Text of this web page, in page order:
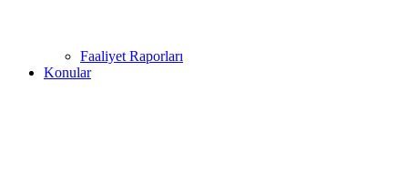
Faaliyet Raporları
Konular